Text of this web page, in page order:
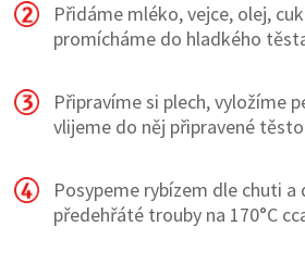
Přidáme mléko, vejce, olej,
promícháme do hladkého
Připravíme si plech, vyložíme
vlijeme do něj připravené
Posypeme rybízem dle chuti a
předehřáté trouby na 170°C